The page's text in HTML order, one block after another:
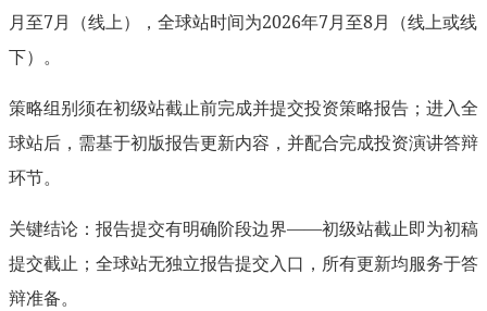
月至7月（线上），全球站时间为2026年7月至8月（线上或线
下）。
策略组别须在初级站截止前完成并提交投资策略报告；进入全
球站后，需基于初版报告更新内容，并配合完成投资演讲答辩
环节。
关键结论：报告提交有明确阶段边界——初级站截止即为初稿
提交截止；全球站无独立报告提交入口，所有更新均服务于答
辩准备。